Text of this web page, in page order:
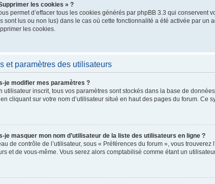
les cookies » ?
permet d’effacer tous les cookies générés par phpBB 3.3 qui
sont lus ou non lus) dans le cas où cette fonctionnalité a été activée par
les cookies.
et paramètres des utilisateurs
je modifier mes paramètres ?
utilisateur inscrit, tous vos paramètres sont stockés dans la base de
cliquant sur votre nom d’utilisateur situé en haut des pages du forum. Ce
je masquer mon nom d’utilisateur de la liste des utilisateurs en ligne ?
de contrôle de l’utilisateur, sous « Préférences du forum », vous
et de vous-même. Vous serez alors comptabilisé comme étant un